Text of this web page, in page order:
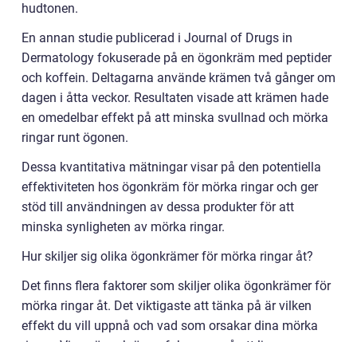
hudtonen.
En annan studie publicerad i Journal of Drugs in
Dermatology fokuserade på en ögonkräm med peptider
och koffein. Deltagarna använde krämen två gånger om
dagen i åtta veckor. Resultaten visade att krämen hade
en omedelbar effekt på att minska svullnad och mörka
ringar runt ögonen.
Dessa kvantitativa mätningar visar på den potentiella
effektiviteten hos ögonkräm för mörka ringar och ger
stöd till användningen av dessa produkter för att
minska synligheten av mörka ringar.
Hur skiljer sig olika ögonkrämer för mörka ringar åt?
Det finns flera faktorer som skiljer olika ögonkrämer för
mörka ringar åt. Det viktigaste att tänka på är vilken
effekt du vill uppnå och vad som orsakar dina mörka